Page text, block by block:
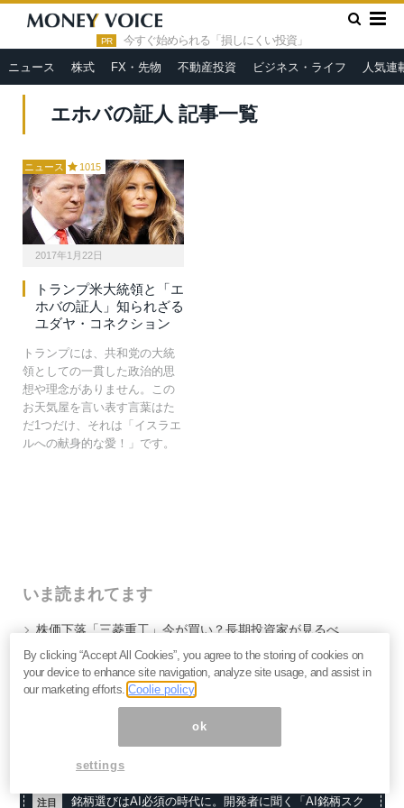
PR 今すぐ始められる「損しにくい投資」
ニュース 株式 FX・先物 不動産投資 ビジネス・ライフ 人気連
HOME » エホバの証人
エホバの証人 記事一覧
ニュース 1015
2017年1月22日
トランプ米大統領と「エ
ホバの証人」知られざる
ユダヤ・コネクション
トランプには、共和党の大統
領としての一貫した政治的思
想や理念がありません。この
お天気屋を言い表す言葉はた
だ1つだけ、それは「イスラエ
ルへの献身的な愛！」です。
いま読まれてます
株価下落「三菱重工」今が買い？長期投資家が見るべ
き“防衛だけじゃない”強さと投資リスク＝栫井駿介
優待新設「大黒屋HD」は買いか？仕手株説をどう見る
べきか、大化けの4条件を解説＝金融ライター K.Y
なぜキオクシアは売られる？長期投資家が見るべき、半
導体決算「絶好調」の裏の裏＝栫井駿介
注目 銘柄選びはAI必須の時代に。開発者に聞く「AI銘柄スク
By clicking “Accept All Cookies”, you agree to the storing of cookies on
your device to enhance site navigation, analyze site usage, and assist in
our marketing efforts.Coolie policy
ok
settings